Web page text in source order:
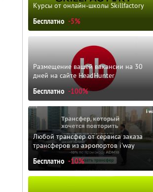
Курсы от онлайн-школы Skillfactory
Бесплатно -5%
Размещение вашей вакансии на 30
дней на сайте HeadHunter
Бесплатно -100%
Любой трансфер от сервиса заказа
трансферов из аэропортов i'way
Бесплатно -10%